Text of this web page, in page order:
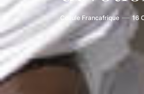
Cellule Francafrique 16